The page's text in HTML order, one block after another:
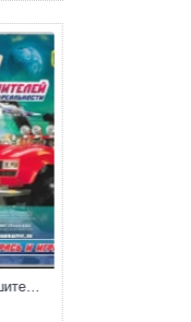
Спорт-кары против Разрушителей. 3D Живая Раскраска